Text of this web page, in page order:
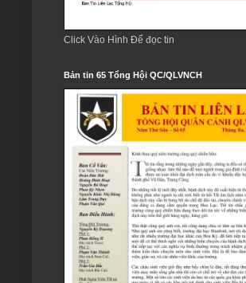
Click Vào Hình Để đọc tin
Bản tin 65 Tổng Hội QC/QLVNCH